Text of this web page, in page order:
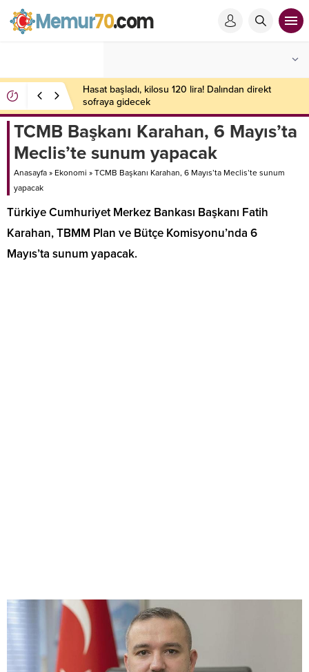
TCMB Başkanı Karahan, 6 Mayıs’ta
Meclis’te sunum yapacak
Anasayfa » Ekonomi » TCMB Başkanı Karahan, 6 Mayıs’ta Meclis’te sunum
yapacak
Türkiye Cumhuriyet Merkez Bankası Başkanı Fatih
Karahan, TBMM Plan ve Bütçe Komisyonu’nda 6
Mayıs’ta sunum yapacak.